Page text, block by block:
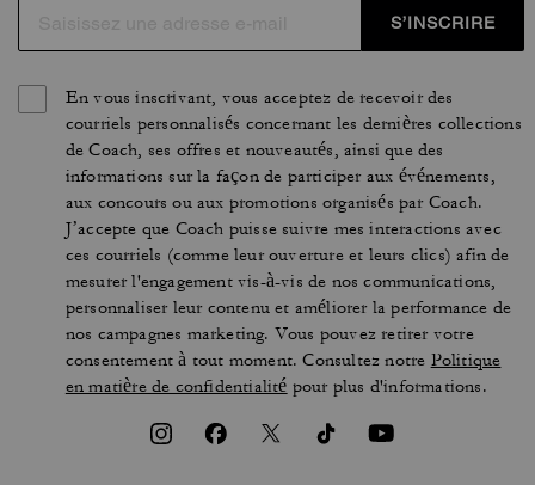
S’INSCRIRE
En vous inscrivant, vous acceptez de recevoir des
courriels personnalisés concernant les dernières collections
de Coach, ses offres et nouveautés, ainsi que des
informations sur la façon de participer aux événements,
aux concours ou aux promotions organisés par Coach.
J’accepte que Coach puisse suivre mes interactions avec
ces courriels (comme leur ouverture et leurs clics) afin de
mesurer l'engagement vis-à-vis de nos communications,
personnaliser leur contenu et améliorer la performance de
nos campagnes marketing. Vous pouvez retirer votre
consentement à tout moment. Consultez notre Politique
en matière de confidentialité pour plus d'informations.